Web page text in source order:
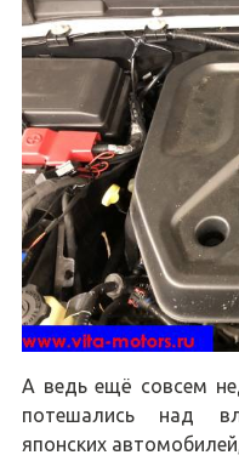
А ведь ещё совсем
потешались над
японских